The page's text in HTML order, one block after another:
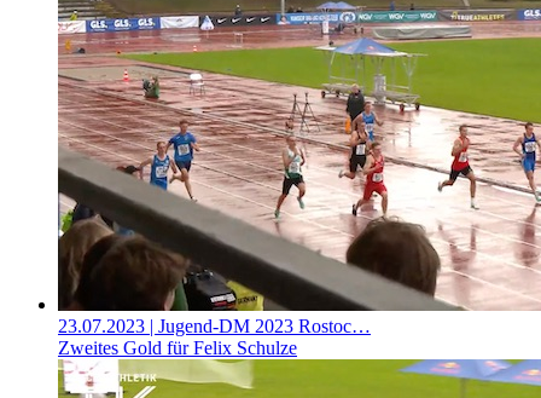
23.07.2023 | Jugend-DM 2023 Rostoc…
Zweites Gold für Felix Schulze